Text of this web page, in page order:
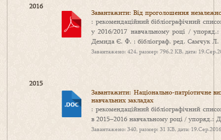
2016
Завантажити: Від проголошення
: рекомендаційний бібліографічний
у 2016/2017 навчальному році /
Демида Є. Ф. ; бібліограф. ред. Самчук Л.
Завантажено: 424, размер: 796.2 KB, дата:
2015
Завантажити: Національно-патріотичне
навчальних закладах
: рекомендаційний бібліографічний
в 2015–2016 навчальному році / упоряд.:
Завантажено: 340, размер: 31 KB, дата: 19.Сер.2016